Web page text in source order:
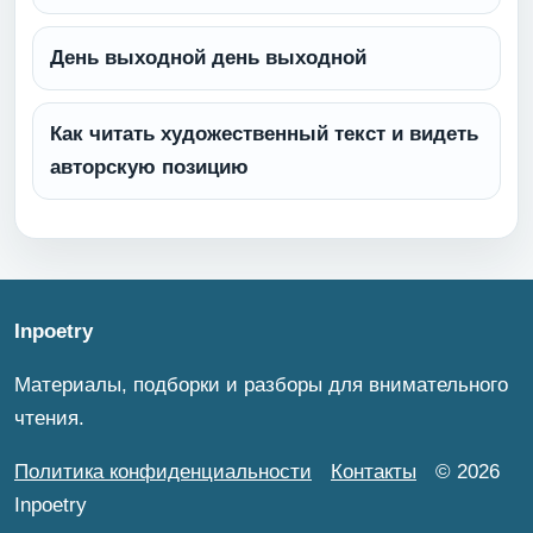
День выходной день выходной
Как читать художественный текст и видеть
авторскую позицию
Inpoetry
Материалы, подборки и разборы для внимательного
чтения.
Политика конфиденциальности Контакты
© 2026
Inpoetry